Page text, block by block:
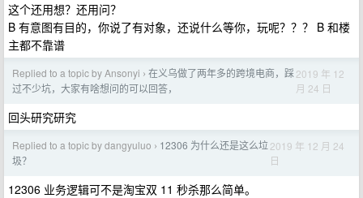
这个还用想？还用问？
B 有意图有目的，你说了有对象，还说什么等你，玩呢？？？ B 和楼
主都不靠谱
Replied to a topic by Ansonyi › 在义乌做了两年多的跨境电商，踩
过不少坑，大家有啥想问的可以回答，
2019 年 12
月 24 日
回头研究研究
Replied to a topic by dangyuluo › 12306 为什么还是这么垃
圾？
2019 年 12 月 24
日
12306 业务逻辑可不是淘宝双 11 秒杀那么简单。